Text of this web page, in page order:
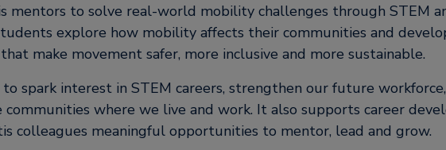
mentors to solve real-world mobility challenges through STEM
explore how mobility affects their communities and
make movement safer, more inclusive and more sustainable.
spark interest in STEM careers, strengthen our future
communities where we live and work. It also supports career
colleagues meaningful opportunities to mentor, lead and grow.